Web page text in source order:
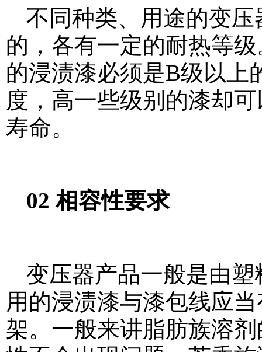
不同种类、用途的变
的，各有一定的耐热等
的浸渍漆必须是B级以上
度，高一些级别的漆却
寿命。
02 相容性要求
变压器产品一般是由
用的浸渍漆与漆包线应
架。一般来讲脂肪族溶